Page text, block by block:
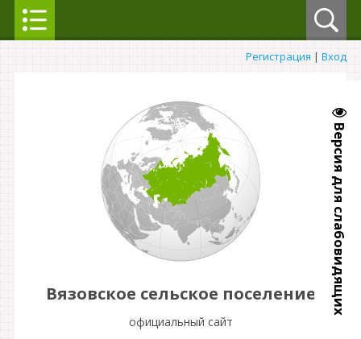
Версия для слабовидящих
Регистрация | Вход
Вязовское сельское поселение
официальный сайт